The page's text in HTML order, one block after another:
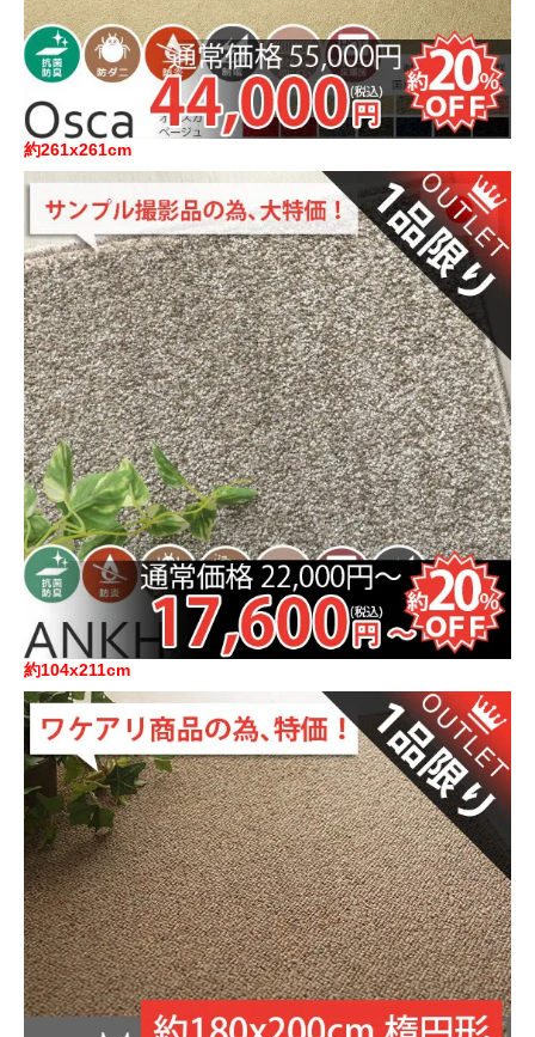
約261x261cm
約104x211cm